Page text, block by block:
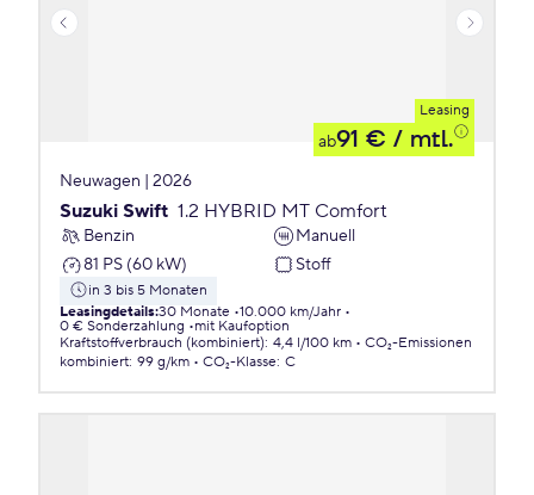
Leasing
ab91 € / mtl.
Neuwagen | 2026
Suzuki Swift 1.2 HYBRID MT Comfort
Benzin
Manuell
81 PS (60 kW)
Stoff
in 3 bis 5 Monaten
Leasingdetails:30 Monate 10.000 km/Jahr
0 € Sonderzahlung
mit Kaufoption
Kraftstoffverbrauch (kombiniert): 4,4 l/100 km
CO₂-Emissionen
kombiniert: 99 g/km CO₂-Klasse: C